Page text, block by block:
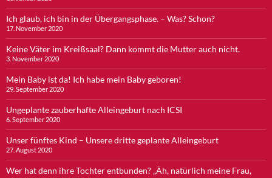
Ich glaub, ich bin in der Übergangsphase. – Was? Schon?
17. November 2020
Keine Väter im Kreißsaal? Dann kommt die Mutter auch nicht.
3. November 2020
Mein Baby ist da! Ich habe mein Baby geboren!
29. September 2020
Ungeplante zauberhafte Alleingeburt nach ICSI
6. September 2020
Unser fünftes Kind – Unsere dritte geplante Alleingeburt
27. August 2020
Wer hat denn ihre Tochter entbunden? „Äh, natürlich meine Frau,